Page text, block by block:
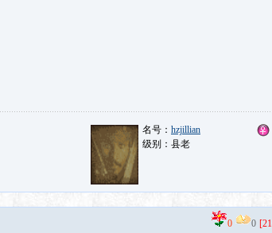
名号： hzjillian
级别：县老
0 0